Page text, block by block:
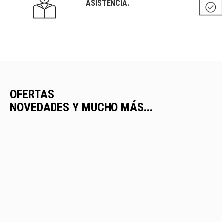
ASISTENCIA.
OFERTAS
NOVEDADES Y MUCHO MÁS...